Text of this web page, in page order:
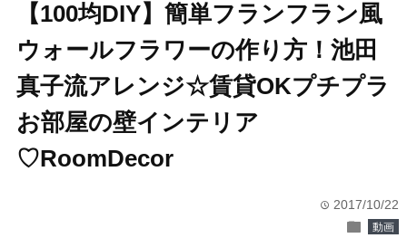
【100均DIY】簡単フランフラン風
ウォールフラワーの作り方！池田
真子流アレンジ☆賃貸OKプチプラ
お部屋の壁インテリア
♡RoomDecor
time 2017/10/22
folder 動画